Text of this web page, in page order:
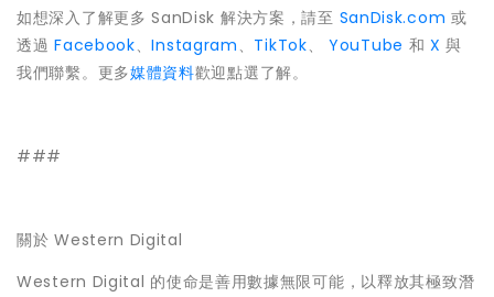
如想深入了解更多 SanDisk 解決方案，請至 SanDisk.com 或
透過Facebook、Instagram 、 TikTok、YouTube 和X 與
我們聯繫。更多媒體資料歡迎點選了解。
###
關於 Western Digital
Western Digital 的使命是善用數據無限可能，以釋放其極致潛